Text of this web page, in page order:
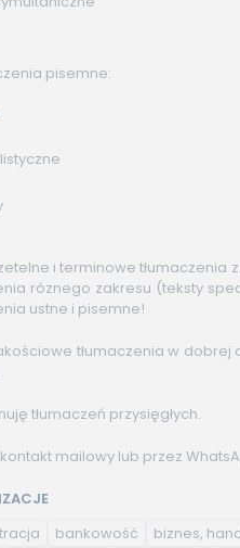
pisemne:
i terminowe tłumaczenia
róznego zakresu (teksty
ustne i pisemne!
tłumaczenia w
tłumaczeń przysięgłych.
mailowy lub przez
bankowość biznes,